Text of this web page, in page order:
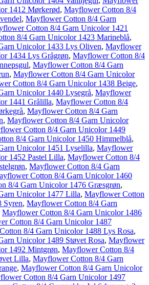
1412 Mørkerød, Mayflower Cotton 8/4
, Mayflower Cotton 8/4 Garn
Cotton 8/4 Garn Unicolor 1421
8/4 Garn Unicolor 1423 Marineblå,
Unicolor 1433 Lys Oliven, Mayflower
1434 Lys Grågrøn, Mayflower Cotton 8/4
, Mayflower Cotton 8/4 Garn
, Mayflower Cotton 8/4 Garn Unicolor
Cotton 8/4 Garn Unicolor 1438 Beige,
Unicolor 1440 Lysegrå, Mayflower
1441 Grålilla, Mayflower Cotton 8/4
, Mayflower Cotton 8/4 Garn
, Mayflower Cotton 8/4 Garn Unicolor
Cotton 8/4 Garn Unicolor 1449
8/4 Garn Unicolor 1450 Himmelblå,
Unicolor 1451 Lyselilla, Mayflower
1452 Pastel Lilla, Mayflower Cotton 8/4
, Mayflower Cotton 8/4 Garn
Cotton 8/4 Garn Unicolor 1460
8/4 Garn Unicolor 1476 Græsgrøn,
Unicolor 1477 Lilla, Mayflower Cotton
Syren, Mayflower Cotton 8/4 Garn
Mayflower Cotton 8/4 Garn Unicolor 1486
Cotton 8/4 Garn Unicolor 1487
8/4 Garn Unicolor 1488 Lys Rosa,
Unicolor 1489 Støvet Rosa, Mayflower
1492 Mintgrøn, Mayflower Cotton 8/4
Lilla, Mayflower Cotton 8/4 Garn
, Mayflower Cotton 8/4 Garn Unicolor
Cotton 8/4 Garn Unicolor 1497